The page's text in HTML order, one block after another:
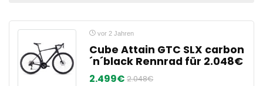
vor 2 Jahren
Cube Attain GTC SLX carbon
´n´black Rennrad für 2.048€
2.499€ 2.048€